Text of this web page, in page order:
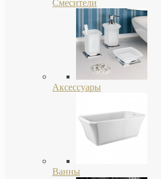
Смесители
Аксессуары
Ванны